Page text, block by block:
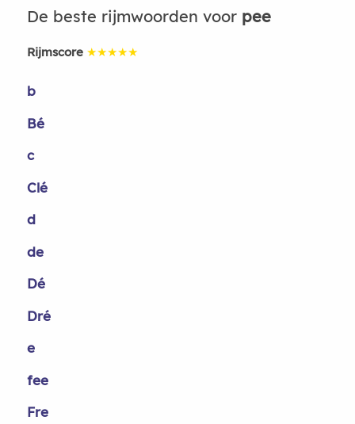
De beste rijmwoorden voor pee
Rijmscore ★★★★★
b
Bé
c
Clé
d
de
Dé
Dré
e
fee
Fre